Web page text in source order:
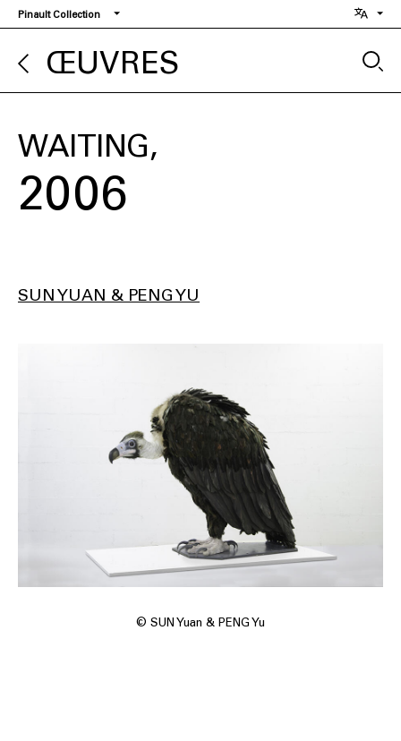
Aller
au
contenu
principal
Pinault Collection
ŒUVRES
WAITING
2006
SUN YUAN & PENG YU
© SUN Yuan & PENG Yu